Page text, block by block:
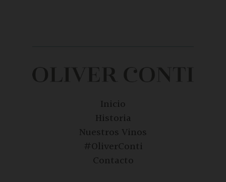
Inicio
Historia
Nuestros Vinos
#OliverConti
Contacto